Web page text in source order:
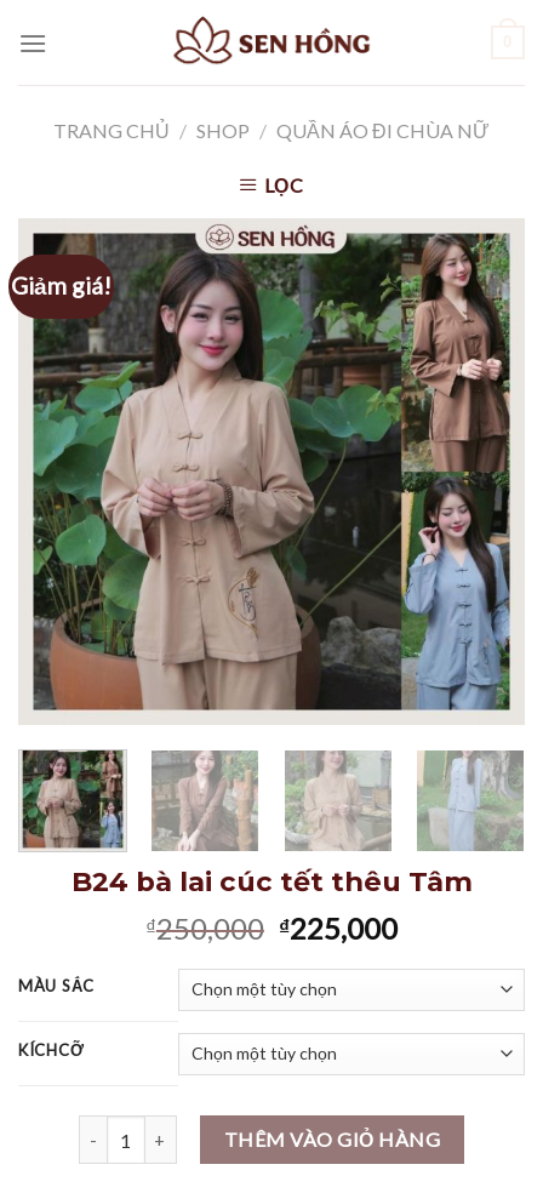
TRANG CHỦ / SHOP / QUẦN ÁO ĐI CHÙA NỮ
LỌC
Giảm giá!
B24 bà lai cúc tết thêu Tâm
₫250,000 Giá
là:
₫250,000.
₫225,000Giá
là:
₫225,000.
MÀU SẮC
KÍCHCỠ
THÊM VÀO GIỎ HÀNG